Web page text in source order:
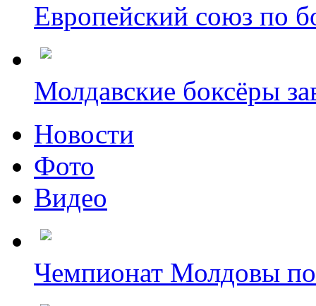
Европейский союз по
Молдавские боксёры
Новости
Фото
Видео
Чемпионат Молдовы